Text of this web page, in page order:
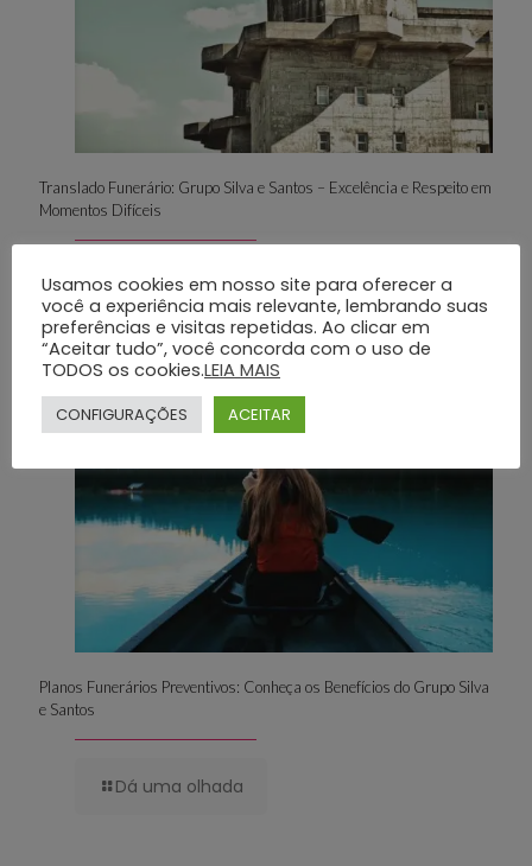
Translado Funerário: Grupo Silva e Santos – Excelência e Respeito em
Momentos Difíceis
Dá uma olhada
Planos Funerários Preventivos: Conheça os Benefícios do Grupo Silva
e Santos
Dá uma olhada
Usamos cookies em nosso site para oferecer a
você a experiência mais relevante, lembrando suas
preferências e visitas repetidas. Ao clicar em
“Aceitar tudo”, você concorda com o uso de
TODOS os cookies.LEIA MAIS
CONFIGURAÇÕES ACEITAR